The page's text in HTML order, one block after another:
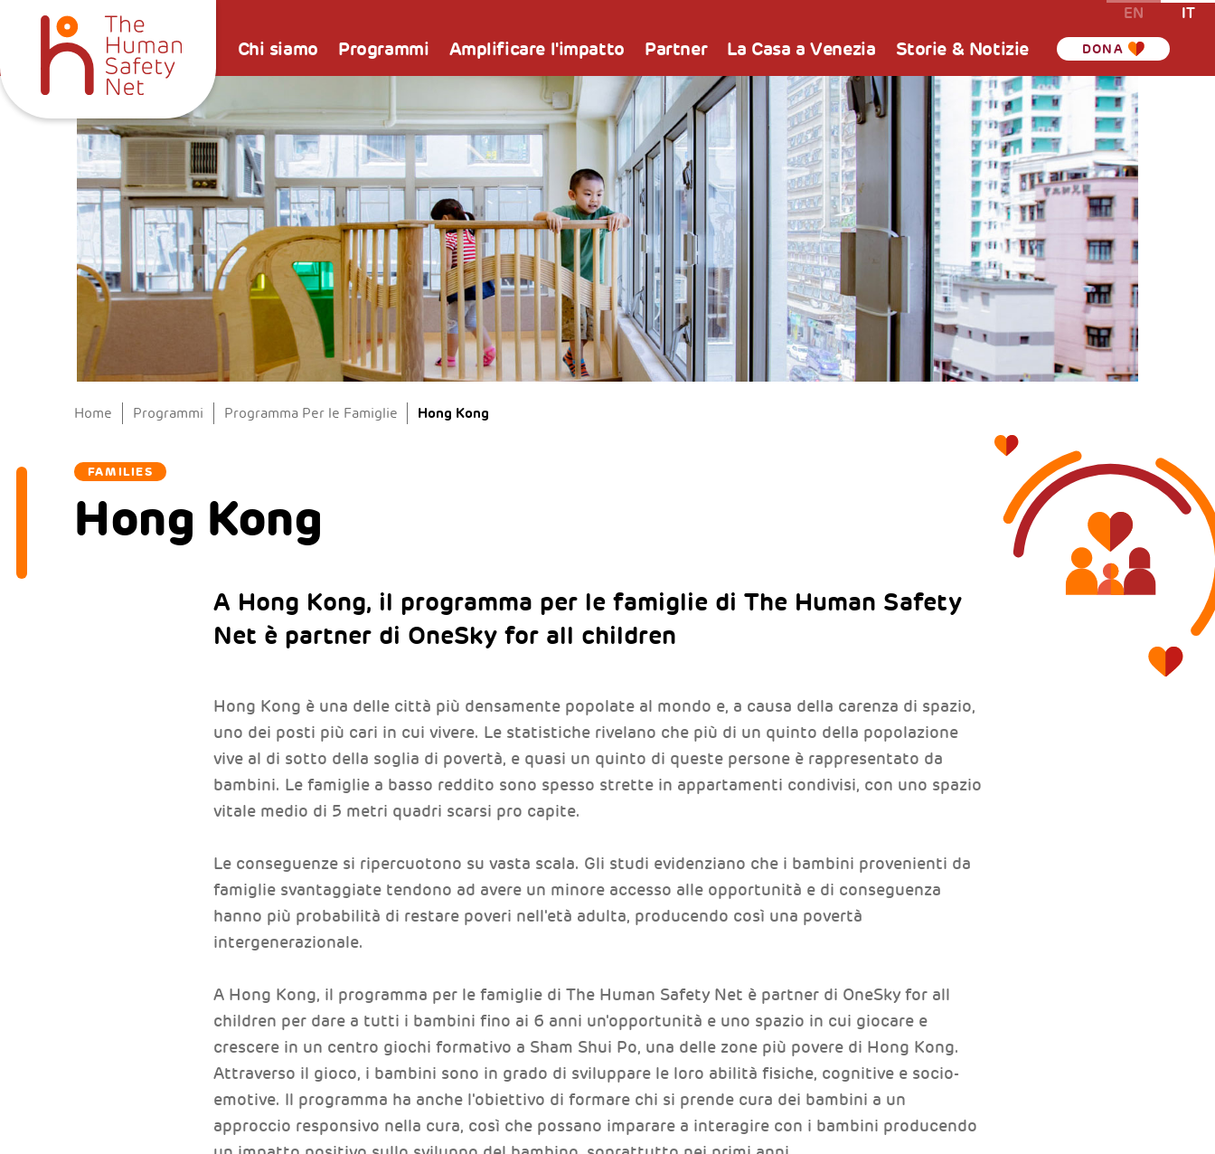
Chi siamo Programmi Amplificare l'impatto Partner La Casa a Venezia Storie & Notizie DONA
EN IT
Home Programmi Programma Per le Famiglie Hong Kong
FAMILIES
Hong Kong
A Hong Kong, il programma per le famiglie di The Human Safety
Net è partner di OneSky for all children
Hong Kong è una delle città più densamente popolate al mondo e, a causa della carenza di spazio,
uno dei posti più cari in cui vivere. Le statistiche rivelano che più di un quinto della popolazione
vive al di sotto della soglia di povertà, e quasi un quinto di queste persone è rappresentato da
bambini. Le famiglie a basso reddito sono spesso strette in appartamenti condivisi, con uno spazio
vitale medio di 5 metri quadri scarsi pro capite.
Le conseguenze si ripercuotono su vasta scala. Gli studi evidenziano che i bambini provenienti da
famiglie svantaggiate tendono ad avere un minore accesso alle opportunità e di conseguenza
hanno più probabilità di restare poveri nell'età adulta, producendo così una povertà
intergenerazionale.
A Hong Kong, il programma per le famiglie di The Human Safety Net è partner di OneSky for all
children per dare a tutti i bambini fino ai 6 anni un'opportunità e uno spazio in cui giocare e
crescere in un centro giochi formativo a Sham Shui Po, una delle zone più povere di Hong Kong.
Attraverso il gioco, i bambini sono in grado di sviluppare le loro abilità fisiche, cognitive e socio-
emotive. Il programma ha anche l'obiettivo di formare chi si prende cura dei bambini a un
approccio responsivo nella cura, così che possano imparare a interagire con i bambini producendo